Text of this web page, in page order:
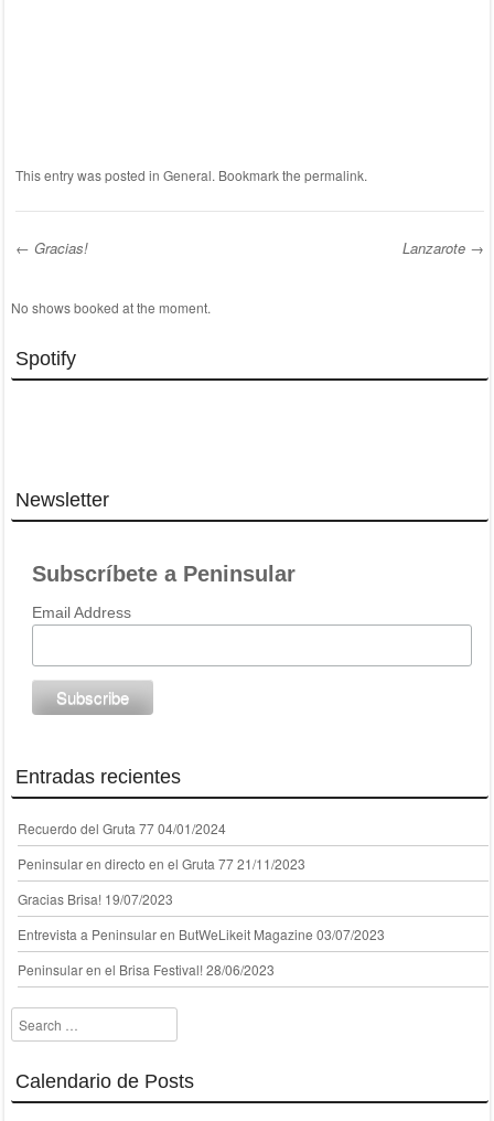
This entry was posted in General. Bookmark the permalink.
Post navigation
← Gracias! Lanzarote →
No shows booked at the moment.
Spotify
Newsletter
Subscríbete a Peninsular
Email Address
Entradas recientes
Recuerdo del Gruta 7704/01/2024
Peninsular en directo en el Gruta 7721/11/2023
Gracias Brisa! 19/07/2023
Entrevista a Peninsular en ButWeLikeit Magazine 03/07/2023
Peninsular en el Brisa Festival!28/06/2023
Search
Calendario de Posts